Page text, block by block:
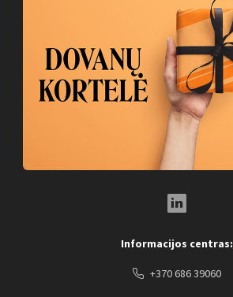
Informacijos centras:
+370 686 39060